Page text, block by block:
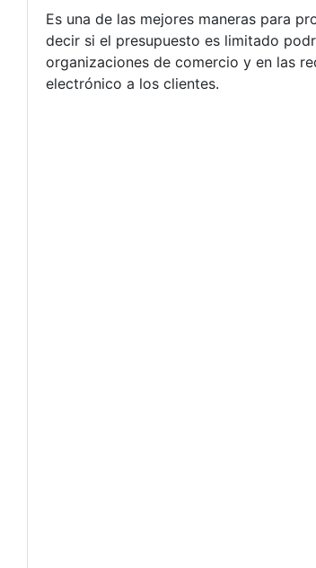
Es una de las mejores maneras para
decir si el presupuesto es limitado
organizaciones de comercio y en las
electrónico a los clientes.